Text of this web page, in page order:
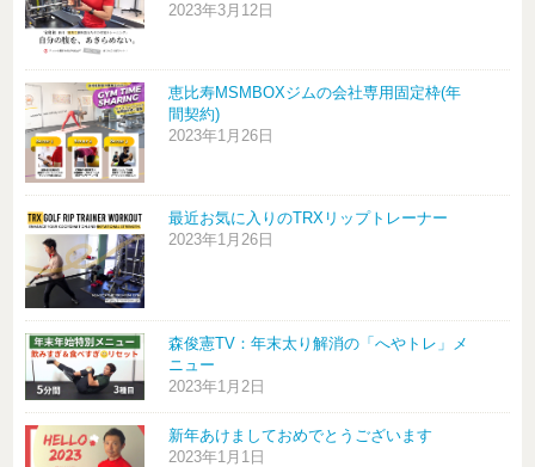
2023年3月12日
恵比寿MSMBOXジムの会社専用固定枠(年
間契約)
2023年1月26日
最近お気に入りのTRXリップトレーナー
2023年1月26日
森俊憲TV：年末太り解消の「へやトレ」メ
ニュー
2023年1月2日
新年あけましておめでとうございます
2023年1月1日